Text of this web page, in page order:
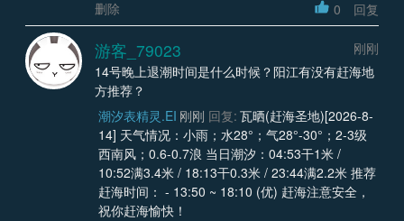
删除
0 回复
游客_79023
刚刚
14号晚上退潮时间是什么时候？阳江有没有赶海地
方推荐？
潮汐表精灵.EI 刚刚 回复: 瓦晒(赶海圣地)[2026-8-
14] 天气情况：小雨；水28°；气28°-30°；2-3级
西南风；0.6-0.7浪 当日潮汐：04:53干1米 /
10:52满3.4米 / 18:13干0.3米 / 23:44满2.2米 推荐
赶海时间： - 13:50 ~ 18:10 (优) 赶海注意安全，
祝你赶海愉快！